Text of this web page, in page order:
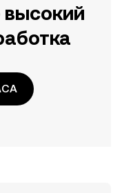
высокий